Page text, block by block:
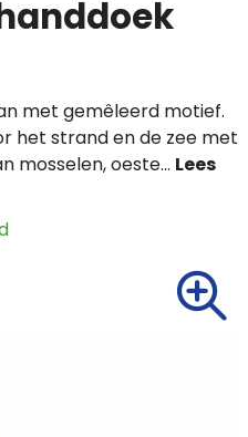
met gemêleerd motief.
het strand en de zee met
mosselen, oeste...